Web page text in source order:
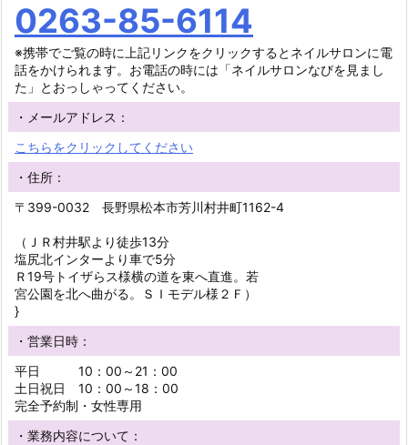
0263-85-6114
※携帯でご覧の時に上記リンクをクリックするとネイルサロンに電
話をかけられます。お電話の時には「ネイルサロンなびを見まし
た」とおっしゃってください。
・メールアドレス：
こちらをクリックしてください
・住所：
〒399-0032 長野県松本市芳川村井町1162-4
（ＪＲ村井駅より徒歩13分
塩尻北インターより車で5分
Ｒ19号トイザらス様横の道を東へ直進。若
宮公園を北へ曲がる。ＳＩモデル様２Ｆ）
}
・営業日時：
平日 10：00～21：00
土日祝日 10：00～18：00
完全予約制・女性専用
・業務内容について：